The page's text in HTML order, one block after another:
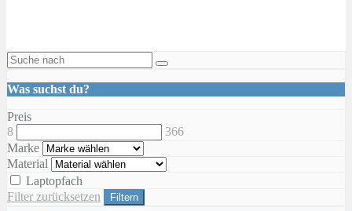
Was suchst du?
Preis
8
366
Marke
Material
Laptopfach
Filter zurücksetzen
Filtern